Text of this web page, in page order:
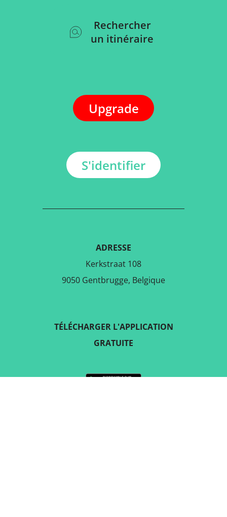
Rechercher
un itinéraire
Upgrade
S'identifier
ADRESSE
Kerkstraat 108
9050 Gentbrugge, Belgique
TÉLÉCHARGER L'APPLICATION
GRATUITE